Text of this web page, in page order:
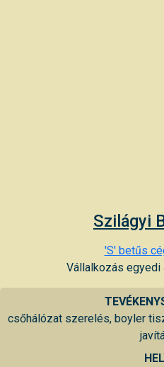
Szilágyi
'S' betűs
Vállalkozás egyedi
csőhálózat szerelés, boyler